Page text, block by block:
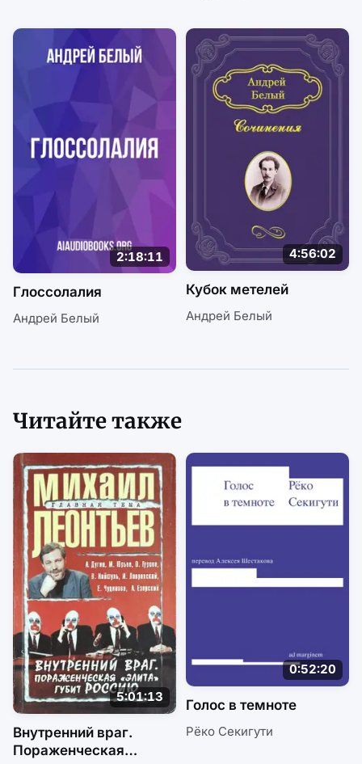
2:18:11
Глоссолалия
Андрей Белый
4:56:02
Кубок метелей
Андрей Белый
Читайте также
5:01:13
Внутренний враг.
Пораженческая
0:52:20
Голос в темноте
Рёко Секигути